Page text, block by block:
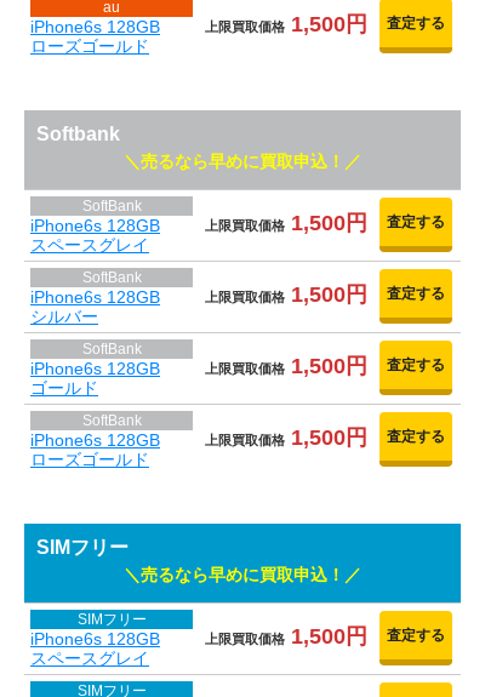
au
iPhone6s 128GB
ローズゴールド
上限買取価格 1,500円 査定する
Softbank
売るなら早めに買取申込！
SoftBank
iPhone6s 128GB
スペースグレイ
上限買取価格 1,500円 査定する
SoftBank
iPhone6s 128GB
シルバー
上限買取価格 1,500円 査定する
SoftBank
iPhone6s 128GB
ゴールド
上限買取価格 1,500円 査定する
SoftBank
iPhone6s 128GB
ローズゴールド
上限買取価格 1,500円 査定する
SIMフリー
売るなら早めに買取申込！
SIMフリー
iPhone6s 128GB
スペースグレイ
上限買取価格 1,500円 査定する
SIMフリー